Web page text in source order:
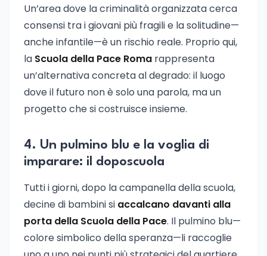
Un’area dove la criminalità organizzata cerca
consensi tra i giovani più fragili e la solitudine—
anche infantile—è un rischio reale. Proprio qui,
la Scuola della Pace Roma rappresenta
un’alternativa concreta al degrado: il luogo
dove il futuro non è solo una parola, ma un
progetto che si costruisce insieme.
4. Un pulmino blu e la voglia di
imparare: il doposcuola
Tutti i giorni, dopo la campanella della scuola,
decine di bambini si accalcano davanti alla
porta della Scuola della Pace. Il pulmino blu—
colore simbolico della speranza—li raccoglie